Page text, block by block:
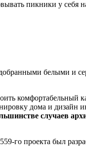
пикники у себя
белыми и
дома и дизайн
случаев
проекта был